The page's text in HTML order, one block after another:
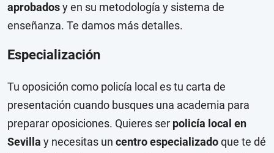
aprobadosy en su metodología y sistema de
enseñanza. Te damos más detalles.
Especialización
Tu oposición como policía local es tu carta de
presentación cuando busques una academia para
preparar oposiciones. Quieres ser policía local en
Sevilla y necesitas un centro especializadoque te dé